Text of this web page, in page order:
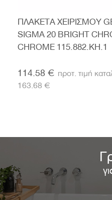
ΠΛΑΚΕΤΑ ΧΕΙΡΙΣΜΟΥ
SIGMA 20 BRIGHT
CHROME 115.882.KH.1
114.58 €
163.68 €